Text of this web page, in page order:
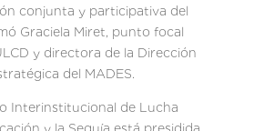
conjunta y participativa del
Graciela Miret, punto focal
y directora de la Dirección
del MADES.
Interinstitucional de Lucha
y la Sequía está presidida